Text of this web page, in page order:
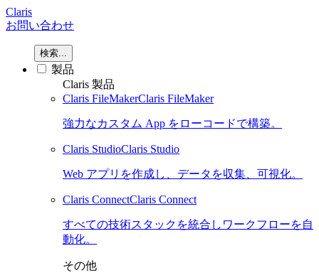
Claris
お問い合わせ
検索...
製品
Claris 製品
Claris FileMakerClaris FileMaker
強力なカスタム App をローコードで構築。
Claris StudioClaris Studio
Web アプリを作成し、データを収集、可視化。
Claris ConnectClaris Connect
すべての技術スタックを統合しワークフローを自
動化。
その他